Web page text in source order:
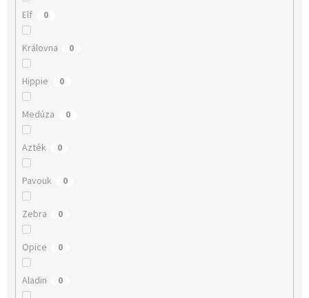
Elf 0
Královna 0
Hippie 0
Medúza 0
Azték 0
Pavouk 0
Zebra 0
Opice 0
Aladin 0